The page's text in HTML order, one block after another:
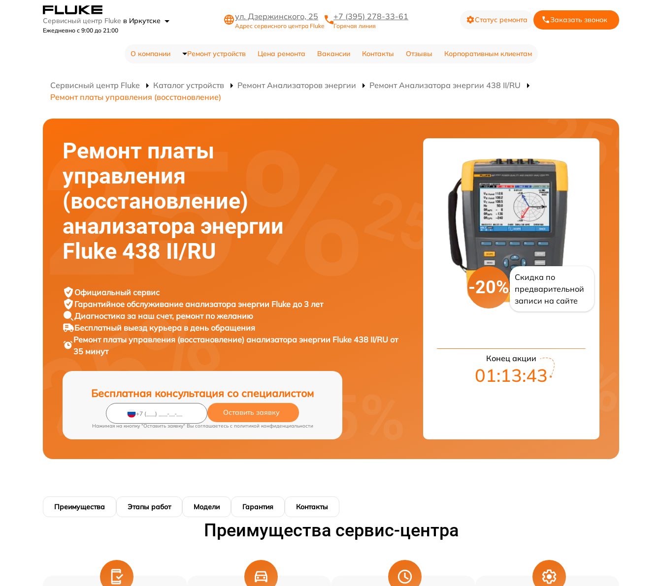
Сервисный центр Fluke в Иркутске
Ежедневно с 9:00 до 21:00
ул. Дзержинского, 25
Адрес сервисного центра Fluke
+7 (395) 278-33-61
Горячая линия
Статус ремонта Заказать звонок
О компании Ремонт устройств Цена ремонта Вакансии Контакты Отзывы Корпоративным клиентам
Сервисный центр Fluke Каталог устройств Ремонт Анализаторов энергии
Ремонт Анализатора энергии 438 II/RU
Ремонт платы управления (восстановление)
Ремонт платы
управления
(восстановление)
анализатора энергии
Fluke 438 II/RU
Официальный сервис
Гарантийное обслуживание анализатора энергии Fluke до 3 лет
Диагностика за наш счет, ремонт по желанию
Бесплатный выезд курьера в день обращения
Ремонт платы управления (восстановление) анализатора энергии Fluke 438 II/RU от
35 минут
Бесплатная консультация со специалистом
Оставить заявку
Нажимая на кнопку "Оставить заявку" Вы соглашаетесь c политикой конфиденциальности
-20%
Скидка по
предварительной
записи на сайте
Конец акции
01:13:42
Преимущества Этапы работ Модели Гарантия Контакты
Преимущества сервис-центра